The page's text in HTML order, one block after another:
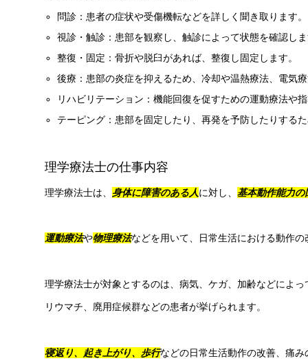
問診：患者の症状や受傷機転などを詳しく聞き取ります。
視診・触診：患部を観察し、触診によって状態を確認し
整復・固定：骨折や脱臼があれば、整復し固定します。
後療：患部の炎症を抑えるため、冷却や温熱療法、電気
リハビリテーション：機能回復を促すための運動療法や
テーピング：患部を固定したり、再発を予防したりする
理学療法士の仕事内容
理学療法士は、 身体に障害のある人に対し、 基本動作能力の
運動療法や物理療法などを用いて、日常生活における動作
理学療法士が対象とするのは、病気、ケガ、加齢などによ
リウマチ、廃用症候群などの患者が挙げられます。
寝返り、起き上がり、歩行などの日常生活動作の改善、痛